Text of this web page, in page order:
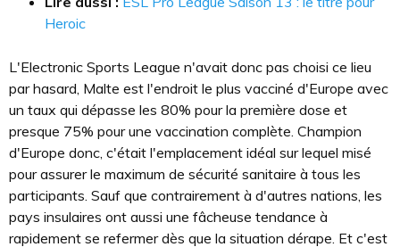
Heroic
L'Electronic Sports League n'avait donc pas choisi ce lieu
par hasard, Malte est l'endroit le plus vacciné d'Europe avec
un taux qui dépasse les 80% pour la première dose et
presque 75% pour une vaccination complète. Champion
d'Europe donc, c'était l'emplacement idéal sur lequel misé
pour assurer le maximum de sécurité sanitaire à tous les
participants. Sauf que contrairement à d'autres nations, les
pays insulaires ont aussi une fâcheuse tendance à
rapidement se refermer dès que la situation dérape. Et c'est